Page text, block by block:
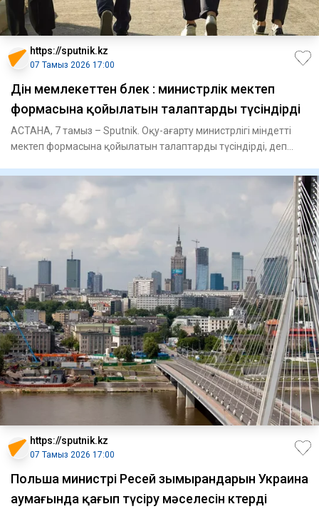
https://sputnik.kz
07 Тамыз 2026 17:00
Дін мемлекеттен бөлек : министрлік мектеп
формасына қойылатын талаптарды түсіндірді
АСТАНА, 7 тамыз – Sputnik. Оқу-ағарту министрлігі міндетті
мектеп формасына қойылатын талаптарды түсіндірді, деп
https://sputnik.kz
07 Тамыз 2026 17:00
Польша министрі Ресей зымырандарын Украина
аумағында қағып түсіру мәселесін көтерді